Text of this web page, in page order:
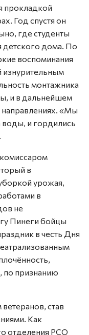
прокладкой
Год спустя он
где студенты
детского дома. По
воспоминания
изнурительным
монтажника
и в дальнейшем
направлениях. «Мы
воды, и гордились
в
урожая,
в
не
Пинеги бойцы
в честь Дня
по признанию
став
Как
отделения РСО